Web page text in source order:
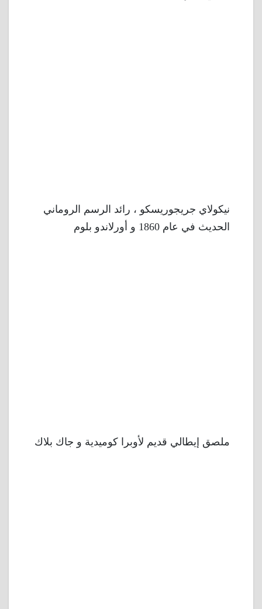
نيكولاي جريجوريسكو ، رائد الرسم الروماني
الحديث في عام 1860 و أورلاندو بلوم
ملصق إيطالي قديم لأوبرا كوميدية و جاك بلاك